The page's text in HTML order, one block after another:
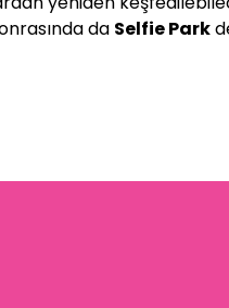
da Selfie Park